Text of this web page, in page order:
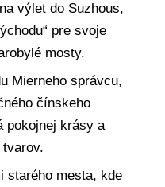
výlet do Suzhous,
pre svoje
mosty.
Mierneho správcu,
čínskeho
pokojnej krásy a
starého mesta, kde